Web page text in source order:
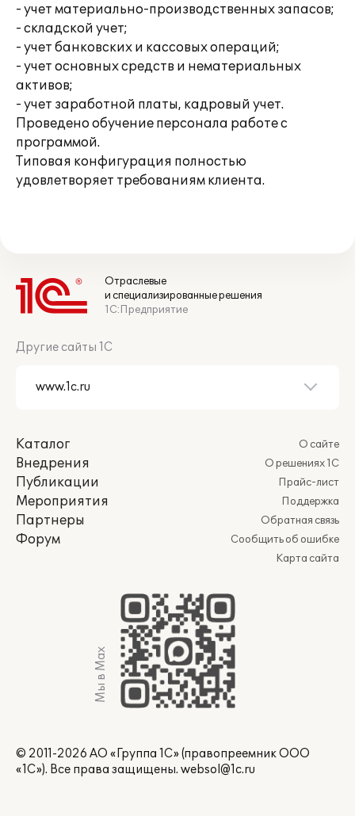
- учет материально-производственных запасов;
- складской учет;
- учет банковских и кассовых операций;
- учет основных средств и нематериальных
активов;
- учет заработной платы, кадровый учет.
Проведено обучение персонала работе с
программой.
Типовая конфигурация полностью
удовлетворяет требованиям клиента.
Отраслевые
и специализированные решения
1С:Предприятие
Другие сайты 1С
Каталог
Внедрения
Публикации
Мероприятия
Партнеры
Форум
О сайте
О решениях 1С
Прайс-лист
Поддержка
Обратная связь
Сообщить об ошибке
Карта сайта
Мы в Max
© 2011-2026 АО «Группа 1С» (правопреемник ООО
«1С»). Все права защищены. websol@1c.ru